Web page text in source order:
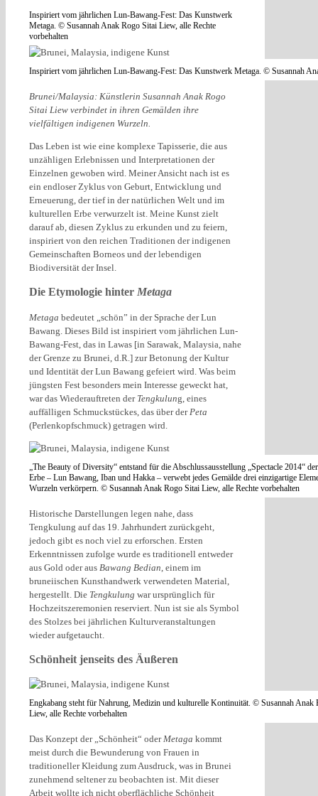
Inspiriert vom jährlichen Lun-Bawang-Fest: Das Kunstwerk
Metaga. © Susannah Anak Rogo Sitai Liew, alle Rechte
vorbehalten
Inspiriert vom jährlichen Lun-Bawang-Fest: Das Kunstwerk Metaga. © Susannah
Brunei/Malaysia: Künstlerin Susannah Anak Rogo
Sitai Liew verbindet in ihren Gemälden ihre
vielfältigen indigenen Wurzeln.
Das Leben ist wie eine komplexe Tapisserie, die aus
unzähligen Erlebnissen und Interpretationen der
Einzelnen gewoben wird. Meiner Ansicht nach ist es
ein endloser Zyklus von Geburt, Entwicklung und
Erneuerung, der tief in der natürlichen Welt und im
kulturellen Erbe verwurzelt ist. Meine Kunst zielt
darauf ab, diesen Zyklus zu erkunden und zu feiern,
inspiriert von den reichen Traditionen der indigenen
Gemeinschaften Borneos und der lebendigen
Biodiversität der Insel.
Die Etymologie hinter Metaga
Metaga bedeutet „schön” in der Sprache der Lun
Bawang. Dieses Bild ist inspiriert vom jährlichen Lun-
Bawang-Fest, das in Lawas [in Sarawak, Malaysia, nahe
der Grenze zu Brunei, d.R.] zur Betonung der Kultur
und Identität der Lun Bawang gefeiert wird. Was beim
jüngsten Fest besonders mein Interesse geweckt hat,
war das Wiederauftreten der Tengkulung, eines
auffälligen Schmuckstückes, das über der Peta
(Perlenkopfschmuck) getragen wird.
„The Beauty of Diversity“ entstand für die Abschlussausstellung „Spectacle 2014“
Erbe – Lun Bawang, Iban und Hakka – verwebt jedes Gemälde drei einzigartige
Wurzeln verkörpern. © Susannah Anak Rogo Sitai Liew, alle Rechte vorbehalten
Historische Darstellungen legen nahe, dass
Tengkulung auf das 19. Jahrhundert zurückgeht,
jedoch gibt es noch viel zu erforschen. Ersten
Erkenntnissen zufolge wurde es traditionell entweder
aus Gold oder aus Bawang Bedian , einem im
bruneiischen Kunsthandwerk verwendeten Material,
hergestellt. Die Tengkulung war ursprünglich für
Hochzeitszeremonien reserviert. Nun ist sie als Symbol
des Stolzes bei jährlichen Kulturveranstaltungen
wieder aufgetaucht.
Schönheit jenseits des Äußeren
Engkabang steht für Nahrung, Medizin und kulturelle Kontinuität. © Susannah Anak
Liew, alle Rechte vorbehalten
Das Konzept der „Schönheit“ oderMetaga kommt
meist durch die Bewunderung von Frauen in
traditioneller Kleidung zum Ausdruck, was in Brunei
zunehmend seltener zu beobachten ist. Mit dieser
Arbeit wollte ich nicht oberflächliche Schönheit